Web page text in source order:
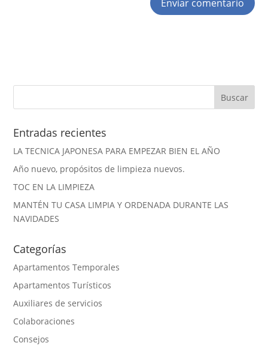
Entradas recientes
LA TECNICA JAPONESA PARA EMPEZAR BIEN EL AÑO
Año nuevo, propósitos de limpieza nuevos.
TOC EN LA LIMPIEZA
MANTÉN TU CASA LIMPIA Y ORDENADA DURANTE LAS
NAVIDADES
Categorías
Apartamentos Temporales
Apartamentos Turísticos
Auxiliares de servicios
Colaboraciones
Consejos